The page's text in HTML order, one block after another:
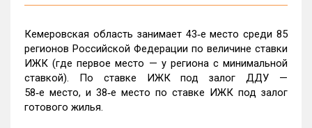
Кемеровская область занимает 43‑е место среди 85
регионов Российской Федерации по величине ставки
ИЖК (где первое место — у региона с минимальной
ставкой). По ставке ИЖК под залог ДДУ —
58‑е место, и 38‑е место по ставке ИЖК под залог
готового жилья.